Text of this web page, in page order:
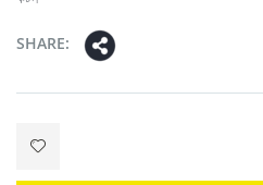
SHARE: